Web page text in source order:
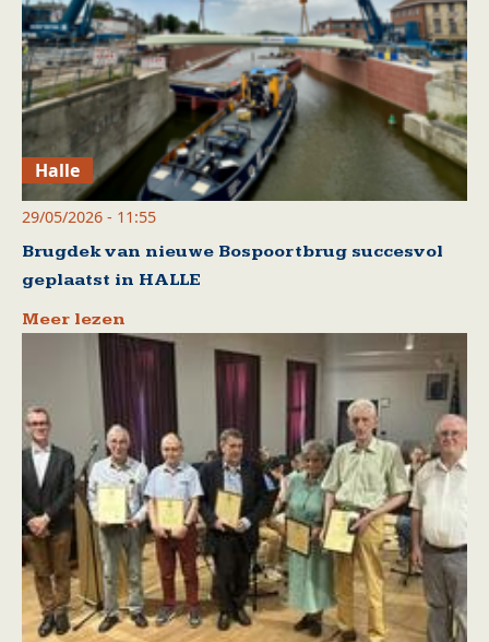
Halle
29/05/2026 - 11:55
Brugdek van nieuwe Bospoortbrug succesvol
geplaatst in HALLE
Meer lezen